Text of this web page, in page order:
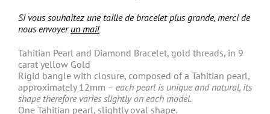
Si vous souhaitez une taille de bracelet plus grande, merci de
nous envoyer un mail
Tahitian Pearl and Diamond Bracelet, gold threads, in 9
carat yellow Gold
Rigid bangle with closure, composed of a Tahitian pearl,
approximately 12mm – each pearl is unique and natural, its
shape therefore varies slightly on each model.
One Tahitian pearl, slightly oval shape.